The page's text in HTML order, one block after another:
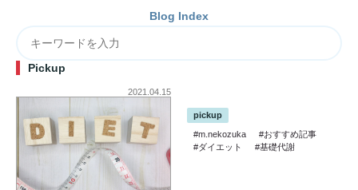
Blog Index
Pickup
2021.04.15
pickup
#m.nekozuka
#おすすめ記事
#ダイエット
#基礎代謝